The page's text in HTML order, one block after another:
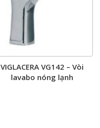
VIGLACERA VG142 – Vòi
lavabo nóng lạnh